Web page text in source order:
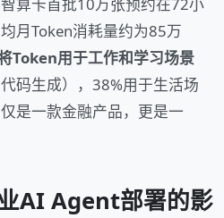
算卡首批10万张预约在72小
月Token消耗量约为85万
Token用于工作和学习场景
码生成），38%用于生活场
是一款金融产品，更是一
AI Agent部署的影